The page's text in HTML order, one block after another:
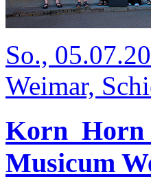
So.,
Weimar,
Musicum